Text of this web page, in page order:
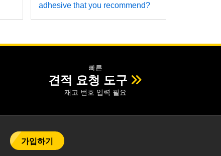
adhesive that you recommend?
빠른
견적 요청 도구
재고 번호 입력 필요
가입하기